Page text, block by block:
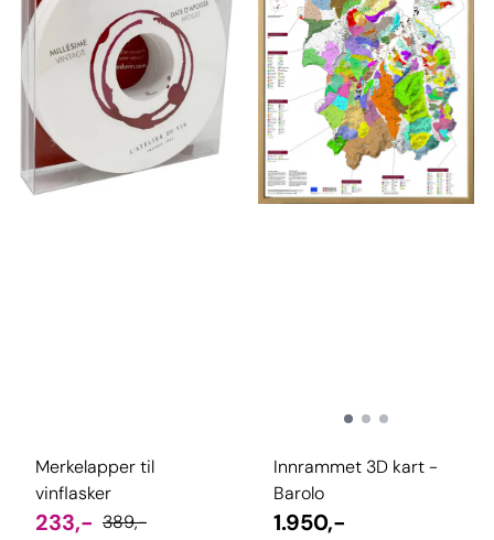
Merkelapper til
vinflasker
233,- 389,-
Innrammet 3D kart -
Barolo
1.950,-